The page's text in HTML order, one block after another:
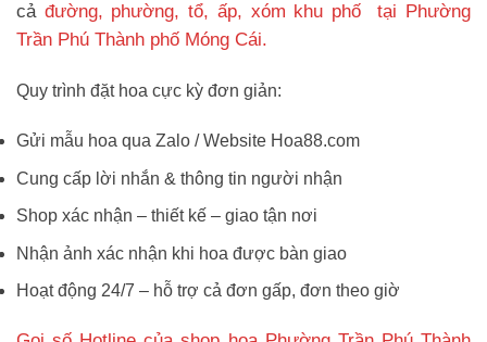
cả đường, phường, tổ, ấp, xóm khu phố tại Phường
Trần Phú Thành phố Móng Cái.
Quy trình đặt hoa cực kỳ đơn giản:
Gửi mẫu hoa qua Zalo / Website Hoa88.com
Cung cấp lời nhắn & thông tin người nhận
Shop xác nhận – thiết kế – giao tận nơi
Nhận ảnh xác nhận khi hoa được bàn giao
Hoạt động 24/7 – hỗ trợ cả đơn gấp, đơn theo giờ